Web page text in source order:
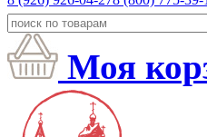
Моя